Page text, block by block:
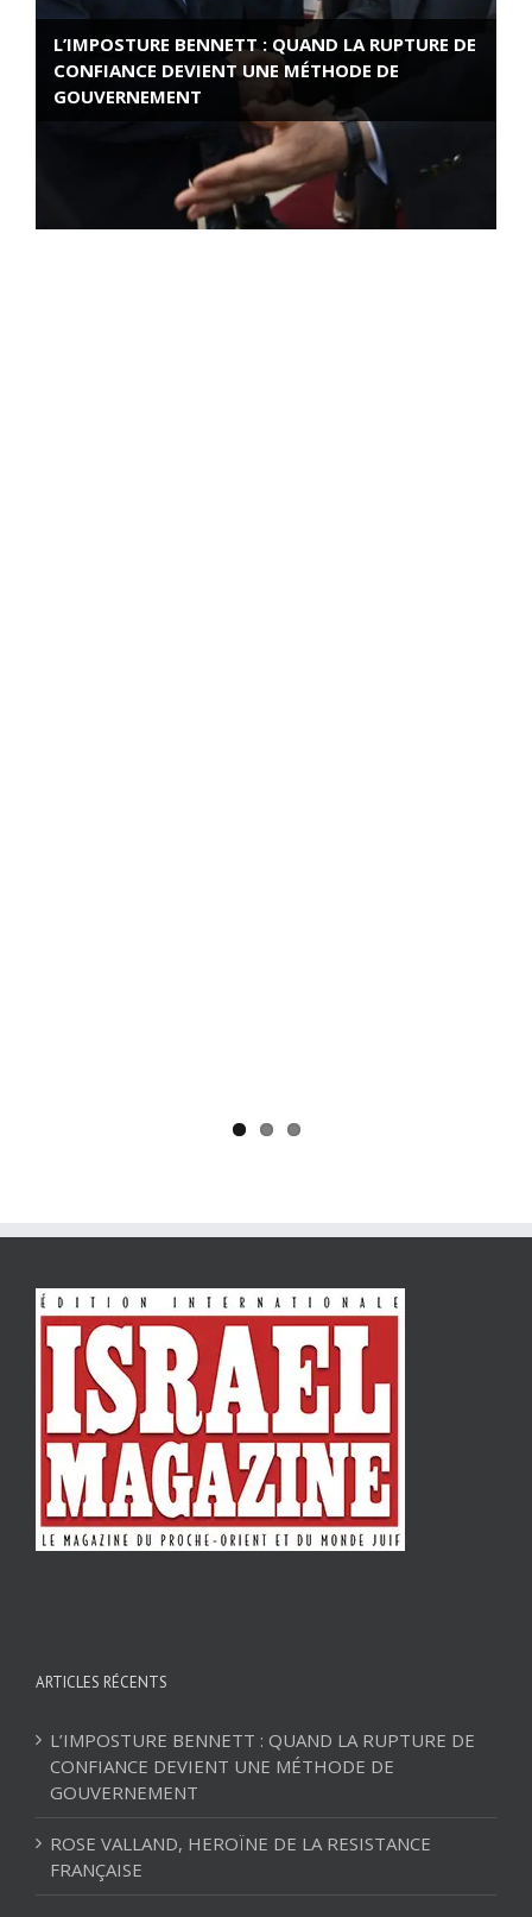
L’IMPOSTURE BENNETT : QUAND LA RUPTURE DE
CONFIANCE DEVIENT UNE MÉTHODE DE
GOUVERNEMENT
ROSE VALLAND, HEROÏNE DE LA RESISTANCE
ARTICLES RÉCENTS
L’IMPOSTURE BENNETT : QUAND LA RUPTURE DE
CONFIANCE DEVIENT UNE MÉTHODE DE
GOUVERNEMENT
ROSE VALLAND, HEROÏNE DE LA RESISTANCE
FRANÇAISE